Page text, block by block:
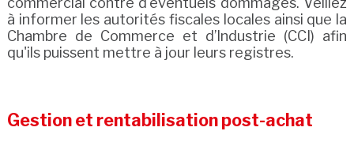
à informer les autorités fiscales locales ainsi que la
Chambre de Commerce et d’Industrie (CCI) afin
qu'ils puissent mettre à jour leurs registres.
Gestion et rentabilisation post-achat